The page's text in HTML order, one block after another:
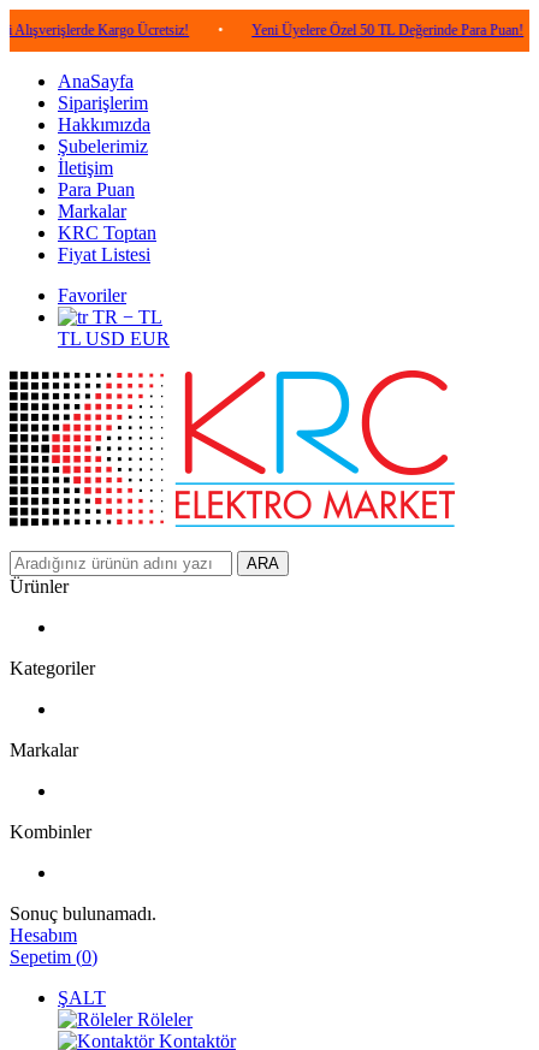
Kargo Ücretsiz! • Yeni Üyelere Özel 50 TL Değerinde Para Puan! •
AnaSayfa
Siparişlerim
Hakkımızda
Şubelerimiz
İletişim
Para Puan
Markalar
KRC Toptan
Fiyat Listesi
Favoriler
TR − TL
TL USD EUR
ARA
Ürünler
Kategoriler
Markalar
Kombinler
Sonuç bulunamadı.
Hesabım
Sepetim (0)
ŞALT
Röleler
Kontaktör